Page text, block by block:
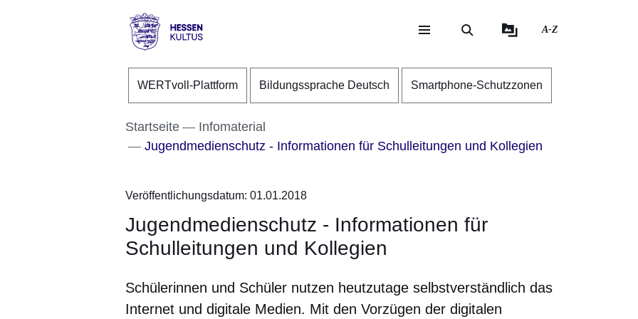
Direkt zum Kopf der Seite
Direkt zum Inhalt
Direkt zum Fuß der Seite
Kultus
A-Z
WERTvoll-Plattform Bildungssprache Deutsch Smartphone-Schutzzonen
Startseite
Infomaterial
Jugendmedienschutz - Informationen für Schulleitungen und Kollegien
Veröffentlichungsdatum: 01.01.2018
Jugendmedienschutz - Informationen für
Schulleitungen und Kollegien
Schülerinnen und Schüler nutzen heutzutage selbstverständlich das
Internet und digitale Medien. Mit den Vorzügen der digitalen